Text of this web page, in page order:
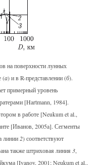
на поверхности лунных
(а) и в R-представлении (б).
примерный уровень
[Hartmann, 1984].
в работе [Neukum et al.,
[Иванов, 2005a]. Сегменты
линии 2) соответствуют
также штриховая линия 3
[Ivanov, 2001; Neukum et al.,